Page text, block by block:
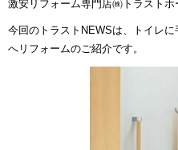
激安リフォーム専門店㈱トラストホ
今回のトラストNEWSは、トイレ
へリフォームのご紹介です。